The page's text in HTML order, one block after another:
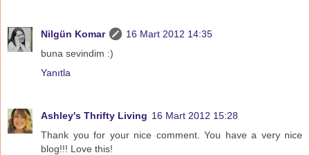
Nilgün Komar
16 Mart 2012 14:35
buna sevindim :)
Yanıtla
Ashley's Thrifty Living 16 Mart 2012 15:28
Thank you for your nice comment. You have a very nice
blog!!! Love this!